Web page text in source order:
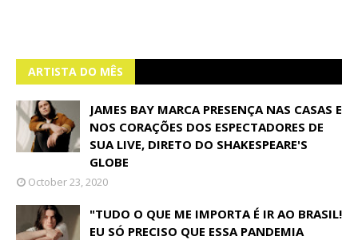
ARTISTA DO MÊS
JAMES BAY MARCA PRESENÇA NAS CASAS E
NOS CORAÇÕES DOS ESPECTADORES DE
SUA LIVE, DIRETO DO SHAKESPEARE'S
GLOBE
October 23, 2020
"TUDO O QUE ME IMPORTA É IR AO BRASIL!
EU SÓ PRECISO QUE ESSA PANDEMIA